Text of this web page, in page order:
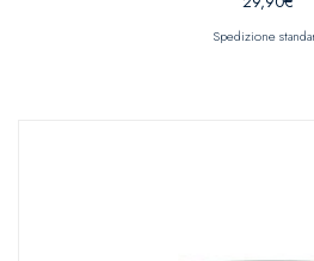
Spedizione